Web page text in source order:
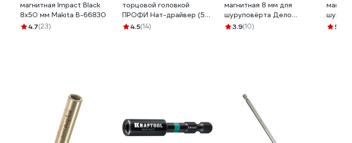
магнитная Impact Black
8x50 мм Makita B-66830
4.7(23)
торцовой головкой
ПРОФИ Нат-драйвер (50
мм; 8 мм; 1/4") Зубр
4.5(14)
магнитная 8 мм для
шуруповёрта Дело
Техники 798638
3.9(10) 5